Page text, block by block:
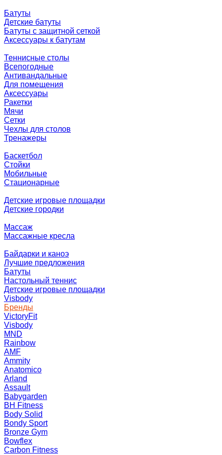
Батуты
Детские батуты
Батуты с защитной сеткой
Аксессуары к батутам
Теннисные столы
Всепогодные
Антивандальные
Для помещения
Аксессуары
Ракетки
Мячи
Сетки
Чехлы для столов
Тренажеры
Баскетбол
Стойки
Мобильные
Стационарные
Детские игровые площадки
Детские городки
Массаж
Массажные кресла
Байдарки и каноэ
Лучшие предложения
Батуты
Настольный теннис
Детские игровые площадки
Visbody
Бренды
VictoryFit
Visbody
MND
Rainbow
AMF
Ammity
Anatomico
Arland
Assault
Babygarden
BH Fitness
Body Solid
Bondy Sport
Bronze Gym
Bowflex
Carbon Fitness